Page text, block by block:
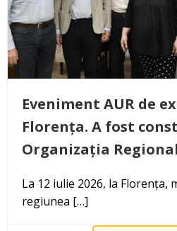
Eveniment AUR de
Florența. A fost
Organizația
La 12 iulie 2026, la Florența,
regiunea […]